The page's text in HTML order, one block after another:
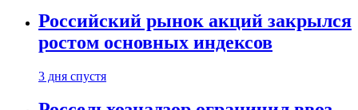
Российский рынок акций закрылся
ростом основных индексов
3 дня спустя